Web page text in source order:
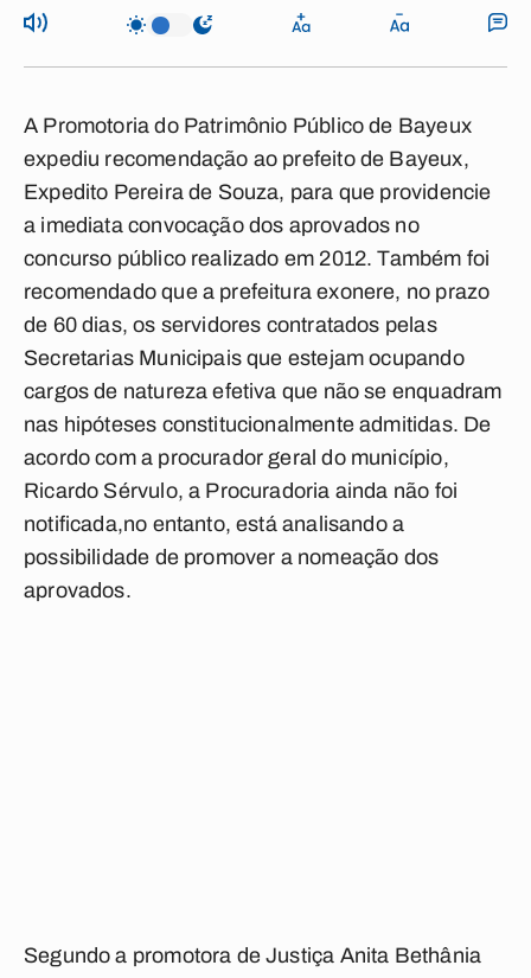
A Promotoria do Patrimônio Público de Bayeux
expediu recomendação ao prefeito de Bayeux,
Expedito Pereira de Souza, para que providencie
a imediata convocação dos aprovados no
concurso público realizado em 2012. Também foi
recomendado que a prefeitura exonere, no prazo
de 60 dias, os servidores contratados pelas
Secretarias Municipais que estejam ocupando
cargos de natureza efetiva que não se enquadram
nas hipóteses constitucionalmente admitidas. De
acordo com a procurador geral do município,
Ricardo Sérvulo, a Procuradoria ainda não foi
notificada,no entanto, está analisando a
possibilidade de promover a nomeação dos
aprovados.
Segundo a promotora de Justiça Anita Bethânia